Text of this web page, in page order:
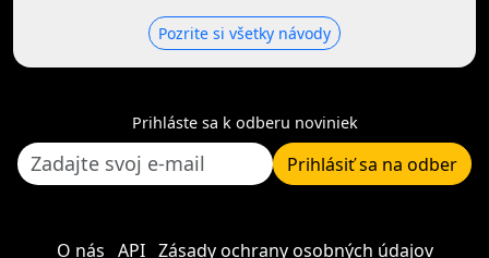
Pozrite si všetky návody
Prihláste sa k odberu noviniek
Prihlásiť sa na odber
O nás API Zásady ochrany osobných údajov